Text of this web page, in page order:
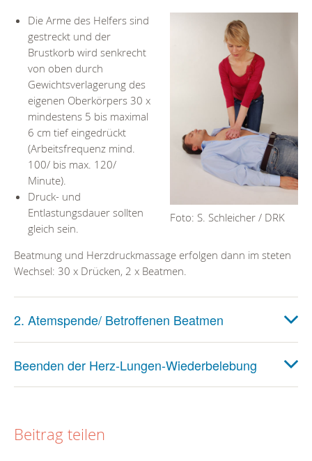
Foto: S. Schleicher / DRK
Die Arme des Helfers sind
gestreckt und der
Brustkorb wird senkrecht
von oben durch
Gewichtsverlagerung des
eigenen Oberkörpers 30 x
mindestens 5 bis maximal
6 cm tief eingedrückt
(Arbeitsfrequenz mind.
100/ bis max. 120/
Minute).
Druck- und
Entlastungsdauer sollten
gleich sein.
Beatmung und Herzdruckmassage erfolgen dann im steten
Wechsel: 30 x Drücken, 2 x Beatmen.
2. Atemspende/ Betroffenen Beatmen
Beenden der Herz-Lungen-Wiederbelebung
Beitrag teilen